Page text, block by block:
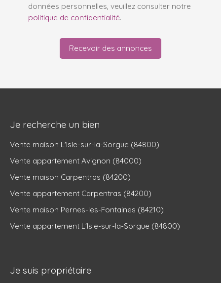
données personnelles, veuillez consulter notre
politique de confidentialité.
Recevoir des annonces
Je recherche un bien
Vente maison L'Isle-sur-la-Sorgue (84800)
Vente appartement Avignon (84000)
Vente maison Carpentras (84200)
Vente appartement Carpentras (84200)
Vente maison Pernes-les-Fontaines (84210)
Vente appartement L'Isle-sur-la-Sorgue (84800)
Je suis propriétaire